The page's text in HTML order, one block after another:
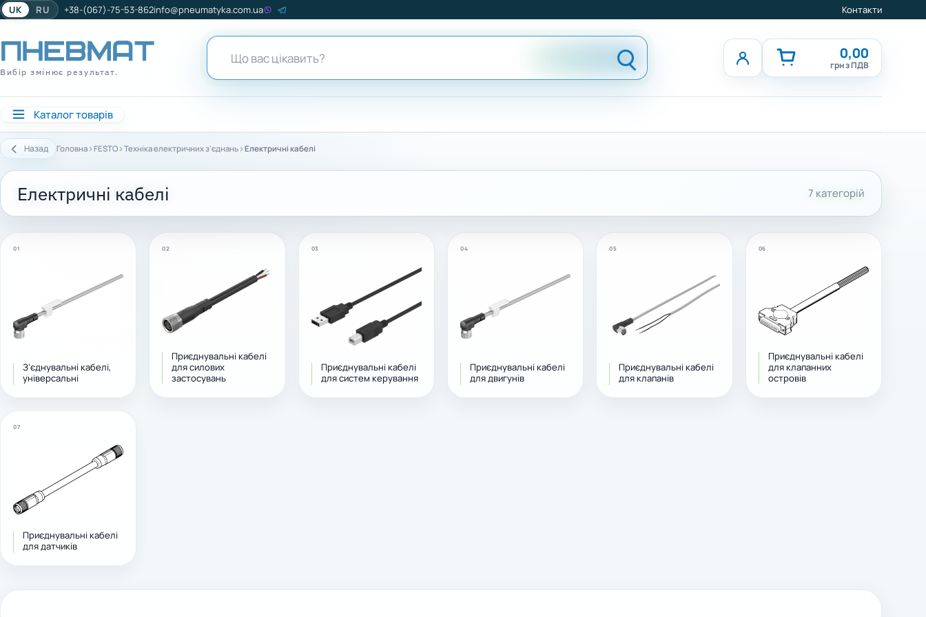
UK RU +38-(067)-75-53-862info@pneumatyka.com.ua Контакти
Вибір змінює результат.
0,00
грн з ПДВ
Каталог товарів
Назад Головна › FESTO ›Техніка електричних з'єднань ›Електричні кабелі
Електричні кабелі 7 категорій
01
З'єднувальні кабелі,
універсальні
02
Приєднувальні кабелі
для силових
застосувань
03
Приєднувальні кабелі
для систем керування
04
Приєднувальні кабелі
для двигунів
05
Приєднувальні кабелі
для клапанів
06
Приєднувальні кабелі
для клапанних
островів
07
Приєднувальні кабелі
для датчиків